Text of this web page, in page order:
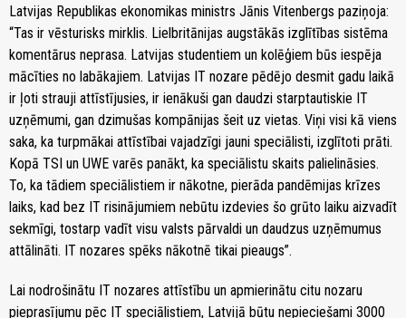
Latvijas Republikas ekonomikas ministrs Jānis Vitenbergs paziņoja:
“Tas ir vēsturisks mirklis. Lielbritānijas augstākās izglītības sistēma
komentārus neprasa. Latvijas studentiem un kolēģiem būs iespēja
mācīties no labākajiem. Latvijas IT nozare pēdējo desmit gadu laikā
ir ļoti strauji attīstījusies, ir ienākuši gan daudzi starptautiskie IT
uzņēmumi, gan dzimušas kompānijas šeit uz vietas. Viņi visi kā viens
saka, ka turpmākai attīstībai vajadzīgi jauni speciālisti, izglītoti prāti.
Kopā TSI un UWE varēs panākt, ka speciālistu skaits palielināsies.
To, ka tādiem speciālistiem ir nākotne, pierāda pandēmijas krīzes
laiks, kad bez IT risinājumiem nebūtu izdevies šo grūto laiku aizvadīt
sekmīgi, tostarp vadīt visu valsts pārvaldi un daudzus uzņēmumus
attālināti. IT nozares spēks nākotnē tikai pieaugs”.
Lai nodrošinātu IT nozares attīstību un apmierinātu citu nozaru
pieprasījumu pēc IT speciālistiem, Latvijā būtu nepieciešami 3000